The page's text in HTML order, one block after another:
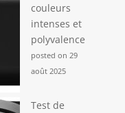
couleurs
intenses et
polyvalence
posted on 29
août 2025
Test de